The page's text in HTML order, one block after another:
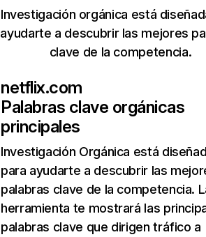
Investigación orgánica está
ayudarte a descubrir las mejores
clave de la competencia.
netflix.com
Palabras clave orgánicas
principales
Investigación Orgánica está
para ayudarte a descubrir las
palabras clave de la competencia.
herramienta te mostrará las
palabras clave que dirigen tráfico a